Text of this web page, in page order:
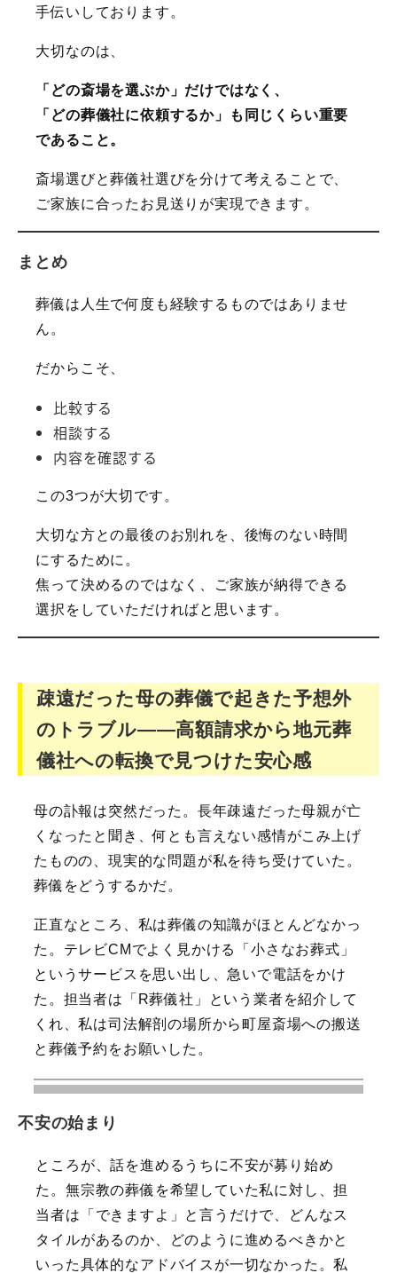
手伝いしております。
大切なのは、
「どの斎場を選ぶか」だけではなく、
「どの葬儀社に依頼するか」も同じくらい重要
であること。
斎場選びと葬儀社選びを分けて考えることで、
ご家族に合ったお見送りが実現できます。
まとめ
葬儀は人生で何度も経験するものではありませ
ん。
だからこそ、
比較する
相談する
内容を確認する
この3つが大切です。
大切な方との最後のお別れを、後悔のない時間
にするために。
焦って決めるのではなく、ご家族が納得できる
選択をしていただければと思います。
疎遠だった母の葬儀で起きた予想外
のトラブル――高額請求から地元葬
儀社への転換で見つけた安心感
母の訃報は突然だった。長年疎遠だった母親が亡
くなったと聞き、何とも言えない感情がこみ上げ
たものの、現実的な問題が私を待ち受けていた。
葬儀をどうするかだ。
正直なところ、私は葬儀の知識がほとんどなかっ
た。テレビCMでよく見かける「小さなお葬式」
というサービスを思い出し、急いで電話をかけ
た。担当者は「R葬儀社」という業者を紹介して
くれ、私は司法解剖の場所から町屋斎場への搬送
と葬儀予約をお願いした。
不安の始まり
ところが、話を進めるうちに不安が募り始め
た。無宗教の葬儀を希望していた私に対し、担
当者は「できますよ」と言うだけで、どんなス
タイルがあるのか、どのように進めるべきかと
いった具体的なアドバイスが一切なかった。私